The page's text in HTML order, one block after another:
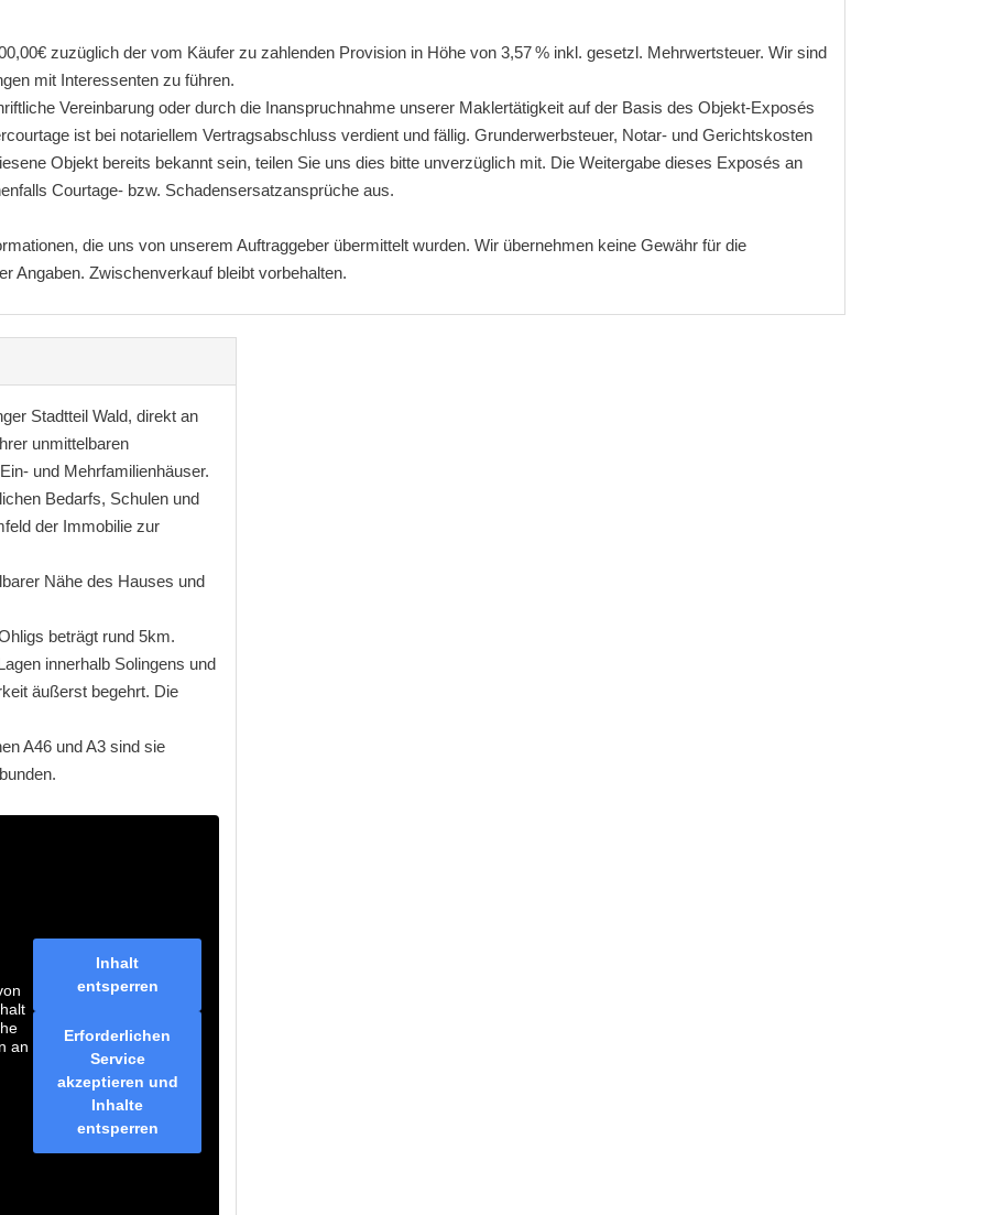
zuzüglich der vom Käufer zu zahlenden Provision in Höhe von 3,57 % inkl. gesetzl. Mehrwertsteuer. Wir sind
mit Interessenten zu führen.
Vereinbarung oder durch die Inanspruchnahme unserer Maklertätigkeit auf der Basis des Objekt-Exposés
ist bei notariellem Vertragsabschluss verdient und fällig. Grunderwerbsteuer, Notar- und Gerichtskosten
Objekt bereits bekannt sein, teilen Sie uns dies bitte unverzüglich mit. Die Weitergabe dieses Exposés an
Courtage- bzw. Schadensersatzansprüche aus.
die uns von unserem Auftraggeber übermittelt wurden. Wir übernehmen keine Gewähr für die
Angaben. Zwischenverkauf bleibt vorbehalten.
Stadtteil Wald, direkt an
unmittelbaren
und Mehrfamilienhäuser.
Bedarfs, Schulen und
der Immobilie zur
Nähe des Hauses und
beträgt rund 5km.
innerhalb Solingens und
äußerst begehrt. Die
A46 und A3 sind sie
an
Inhalt
entsperren
Erforderlichen
Service
akzeptieren und
Inhalte
entsperren